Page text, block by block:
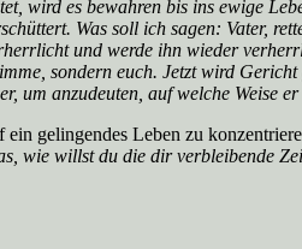
wird es bewahren bis ins ewige
Was soll ich sagen: Vater,
und werde ihn wieder
sondern euch. Jetzt wird
um anzudeuten, auf welche Weise
ein gelingendes Leben zu
wie willst du die dir verbleibende